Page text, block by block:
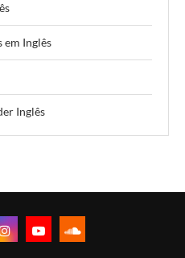
em Inglês
Inglês